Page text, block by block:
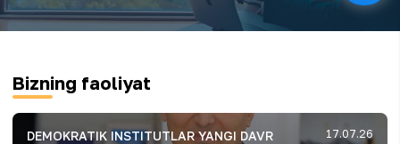
Bizning faoliyat
DEMOKRATIK INSTITUTLAR YANGI DAVR
17.07.26